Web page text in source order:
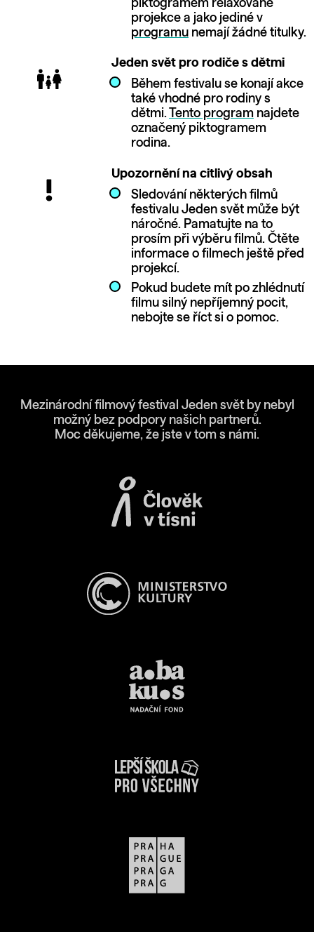
piktogramem relaxované
projekce a jako jediné v
programunemají žádné titulky.
Jeden svět pro rodiče s dětmi
Během festivalu se konají akce
také vhodné pro rodiny s
dětmi.
Tento programnajdete
označený piktogramem
rodina.
Upozornění na citlivý obsah
Sledování některých filmů
festivalu Jeden svět může být
náročné. Pamatujte na to
prosím při výběru filmů. Čtěte
informace o filmech ještě před
projekcí.
Pokud budete mít po zhlédnutí
filmu silný nepříjemný pocit,
nebojte se říct si o pomoc.
Mezinárodní filmový festival Jeden svět by nebyl
možný bez podpory našich partnerů.
Moc děkujeme, že jste v tom s námi.